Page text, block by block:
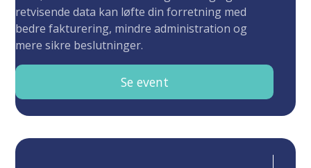
retvisende data kan løfte din forretning med
bedre fakturering, mindre administration og
mere sikre beslutninger.
Se event